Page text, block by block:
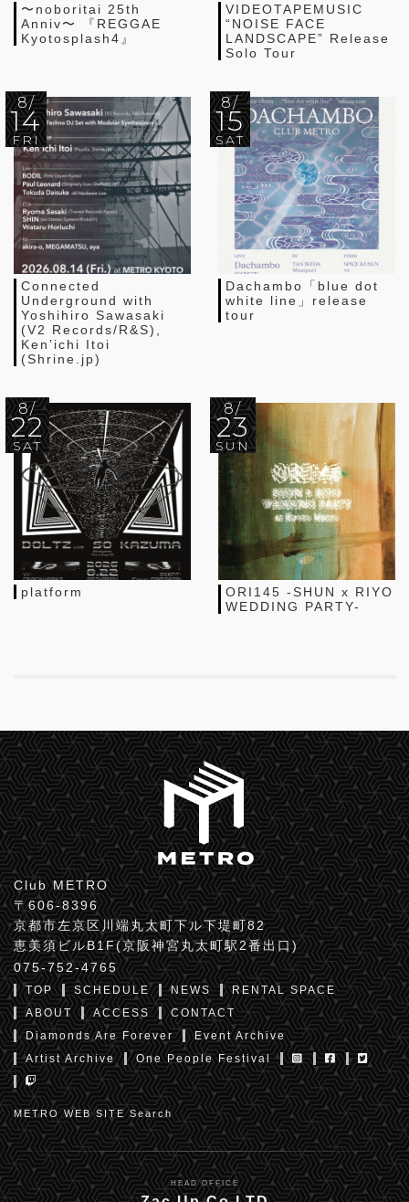
〜noboritai 25th
Anniv〜 『REGGAE
Kyotosplash4』
VIDEOTAPEMUSIC
“NOISE FACE
LANDSCAPE” Release
Solo Tour
8/
14
FRI
Connected
Underground with
Yoshihiro Sawasaki
(V2 Records/R&S),
Ken’ichi Itoi
(Shrine.jp)
8/
15
SAT
Dachambo「blue dot
white line」release
tour
8/
22
SAT
platform
8/
23
SUN
ORI145 -SHUN x RIYO
WEDDING PARTY-
Club METRO
〒606-8396
京都市左京区川端丸太町下ル下堤町82
恵美須ビルB1F(京阪神宮丸太町駅2番出口)
075-752-4765
TOP SCHEDULE NEWS
RENTAL SPACE
ABOUT
ACCESS
CONTACT
Diamonds Are Forever
Event Archive
Artist Archive
One People Festival
METRO WEB SITE Search
HEAD OFFICE